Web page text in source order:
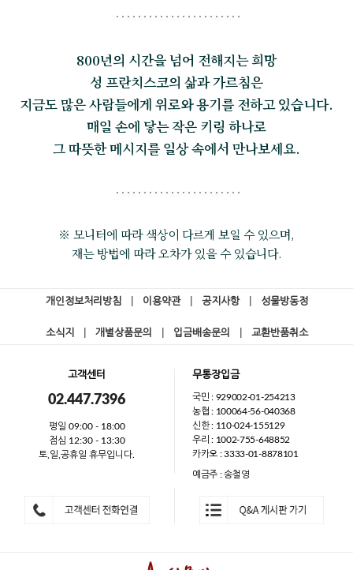
800년의 시간을 넘어 전해지는 희망
성 프란치스코의 삶과 가르침은
지금도 많은 사람들에게 위로와 용기를 전하고 있습니다.
매일 손에 닿는 작은 키링 하나로
그 따뜻한 메시지를 일상 속에서 만나보세요.
※ 모니터에 따라 색상이 다르게 보일 수 있으며,
재는 방법에 따라 오차가 있을 수 있습니다.
개인정보처리방침 이용약관 공지사항 성물방동정
소식지 개별상품문의 입금배송문의 교환반품취소
고객센터
02.447.7396
평일 09:00 - 18:00
점심 12:30 - 13:30
토,일,공휴일 휴무입니다.
무통장입금
국민 : 929002-01-254213
농협 : 100064-56-040368
신한 : 110-024-155129
우리 : 1002-755-648852
카카오 : 3333-01-8878101
예금주 : 송철영